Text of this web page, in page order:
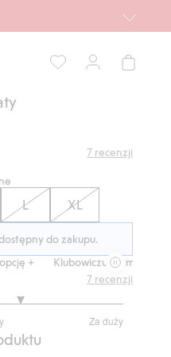
7 recenzji
L XL
do zakupu.
Klubowiczu darmowa dostawa
Za duży
7 recenzji